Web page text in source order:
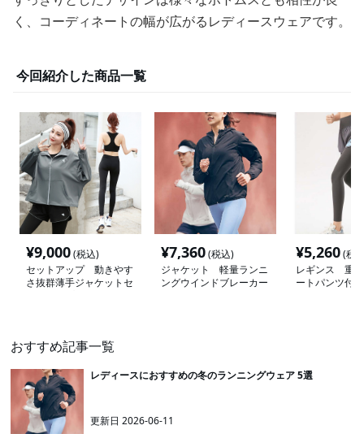
く、コーディネートの幅が広がるレディースウェアです。
今回紹介した商品一覧
¥9,000(税込)
セットアップ 動きやす
さ抜群薄手ジャケットセ
¥7,360(税込)
ジャケット 軽量ランニ
ングウインドブレーカー
¥5,260(税
レギンス 重
ートパンツ付
おすすめ記事一覧
レディースにおすすめの冬のランニングウェア 5選
更新日2026-06-11